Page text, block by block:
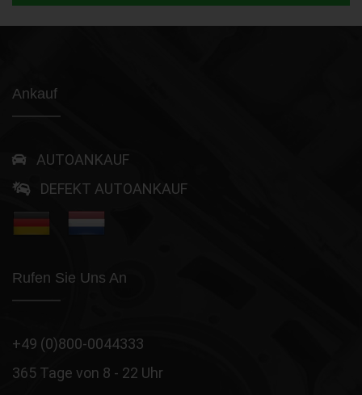
Ankauf
AUTOANKAUF
DEFEKT AUTOANKAUF
Rufen Sie Uns An
+49 (0)800-0044333
365 Tage von 8 - 22 Uhr